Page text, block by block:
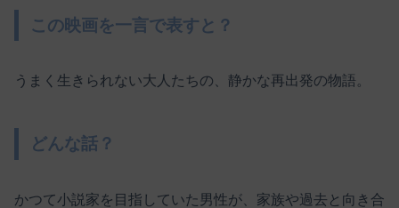
この映画を一言で表すと？
うまく生きられない大人たちの、静かな再出発の物語。
どんな話？
かつて小説家を目指していた男性が、家族や過去と向き合